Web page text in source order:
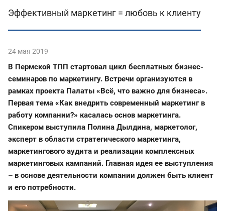
Эффективный маркетинг = любовь к клиенту
24 мая 2019
В Пермской ТПП стартовал цикл бесплатных бизнес-
семинаров по маркетингу. Встречи организуются в
рамках проекта Палаты «Всё, что важно для бизнеса».
Первая тема «Как внедрить современный маркетинг в
работу компании?» касалась основ маркетинга.
Спикером выступила Полина Дылдина, маркетолог,
эксперт в области стратегического маркетинга,
маркетингового аудита и реализации комплексных
маркетинговых кампаний. Главная идея ее выступления
– в основе деятельности компании должен быть клиент
и его потребности.